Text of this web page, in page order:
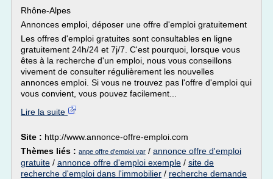
Rhône-Alpes
Annonces emploi, déposer une offre d'emploi gratuitement
Les offres d'emploi gratuites sont consultables en ligne
gratuitement 24h/24 et 7j/7. C'est pourquoi, lorsque vous
êtes à la recherche d'un emploi, nous vous conseillons
vivement de consulter régulièrement les nouvelles
annonces emploi. Si vous ne trouvez pas l'offre d'emploi qui
vous convient, vous pouvez facilement...
Lire la suite
Site : http://www.annonce-offre-emploi.com
Thèmes liés : anpe offre d'emploi var / annonce offre d'emploi
gratuite / annonce offre d'emploi exemple / site de
recherche d'emploi dans l'immobilier / recherche demande